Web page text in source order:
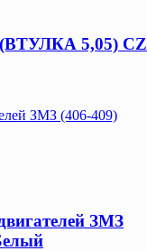
5,05) CZ
ЗМЗ